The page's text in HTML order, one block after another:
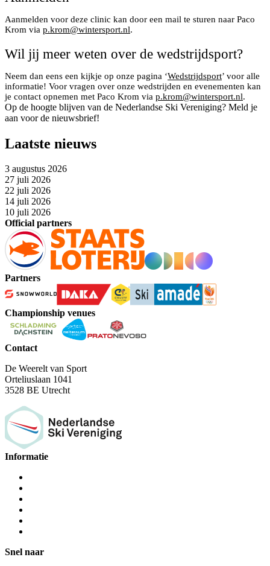
Aanmelden voor deze clinic kan door een mail te sturen naar Paco
Krom via p.krom@wintersport.nl.
Wil jij meer weten over de wedstrijdsport?
Neem dan eens een kijkje op onze pagina ‘Wedstrijdsport’ voor alle
informatie! Voor vragen over onze wedstrijden en evenementen kan
je contact opnemen met Paco Krom via p.krom@wintersport.nl.
Op de hoogte blijven van de Nederlandse Ski Vereniging? Meld je
aan voor de nieuwsbrief!
Laatste nieuws
3 augustus 2026
27 juli 2026
22 juli 2026
14 juli 2026
10 juli 2026
Official partners
Partners
Championship venues
Contact
De Weerelt van Sport
Orteliuslaan 1041
3528 BE Utrecht
Informatie
Snel naar